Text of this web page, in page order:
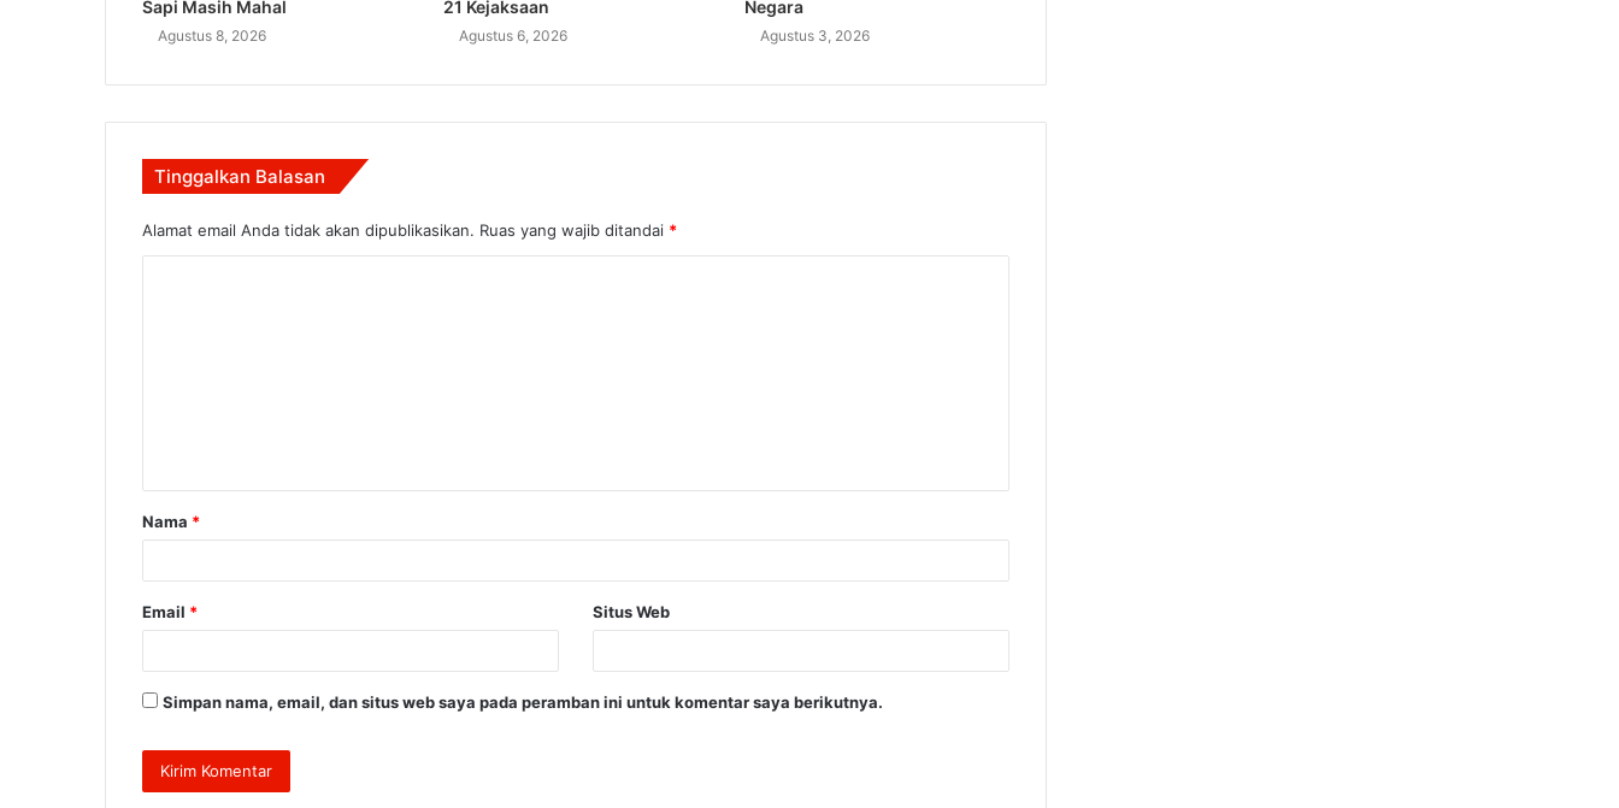
Sapi Masih Mahal
Agustus 8, 2026
21 Kejaksaan
Agustus 6, 2026
Negara
Agustus 3, 2026
Tinggalkan Balasan
Alamat email Anda tidak akan dipublikasikan. Ruas yang wajib ditandai *
a
r
Nama *
Email * Situs Web
Simpan nama, email, dan situs web saya pada peramban ini untuk komentar saya berikutnya.